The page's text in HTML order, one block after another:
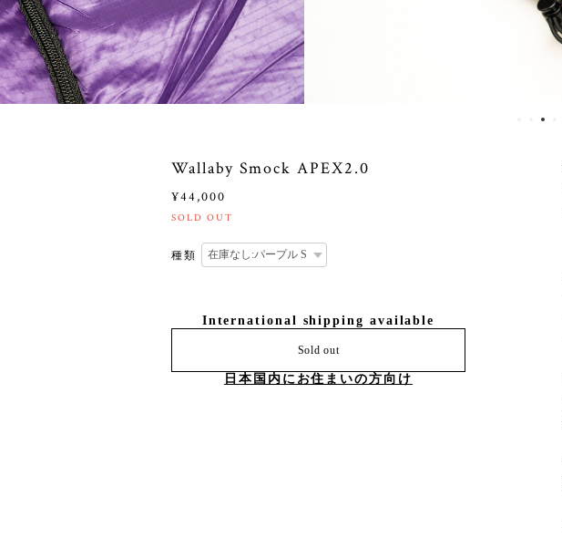
Wallaby Smock APEX2.0
¥44,000
SOLD OUT
種類
International shipping available
Sold out
日本国内にお住まいの方向け